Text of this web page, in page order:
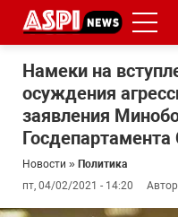
Намеки на
осуждения
заявления
Новости » Политика
пт, 04/02/2021 - 14:20